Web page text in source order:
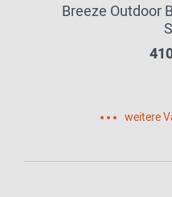
Breeze Outdoor
weitere